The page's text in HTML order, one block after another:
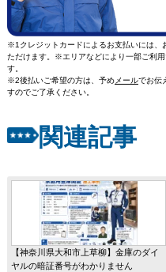
※1クレジットカードによるお支払いには、
ただけます。※エリアなどにより一部ご利
す。
※2後払いご希望の方は、予めメールでお伝
すのでご了承ください。
関連記事
【神奈川県大和市上草柳】金庫のダイ
ヤルの暗証番号がわかりません